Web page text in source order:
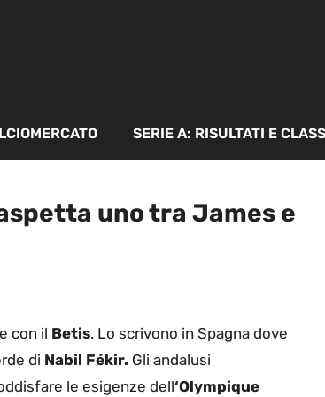
SERIE A: RISULTATI E
uno tra James e
con il Betis. Lo scrivono in Spagna dove
di Nabil Fékir. Gli andalusi
le esigenze dell‘Olympique